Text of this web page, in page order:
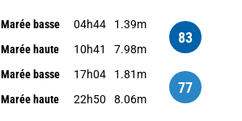
Marée basse 04h44
1.39m
Marée haute
10h41 7.98m
83
Marée basse 17h04
1.81m
Marée haute
22h50 8.06m
77